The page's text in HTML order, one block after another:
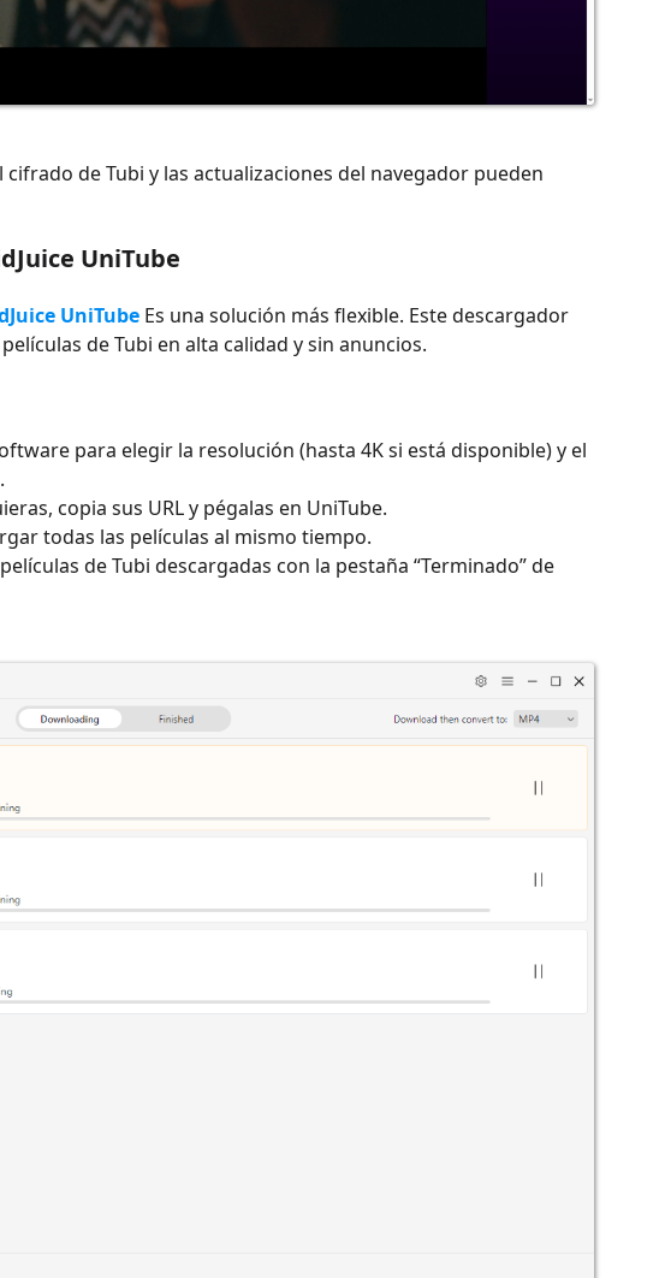
de Tubi y las actualizaciones del navegador pueden
UniTube
UniTube Es una solución más flexible. Este descargador
de Tubi en alta calidad y sin anuncios.
para elegir la resolución (hasta 4K si está disponible) y el
copia sus URL y pégalas en UniTube.
todas las películas al mismo tiempo.
de Tubi descargadas con la pestaña “Terminado” de